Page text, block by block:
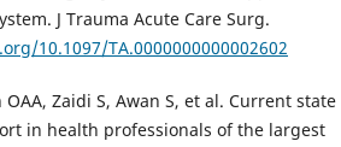
J Trauma Acute Care Surg.
10.1097/TA.0000000000002602
Zaidi S, Awan S, et al. Current state
in health professionals of the largest